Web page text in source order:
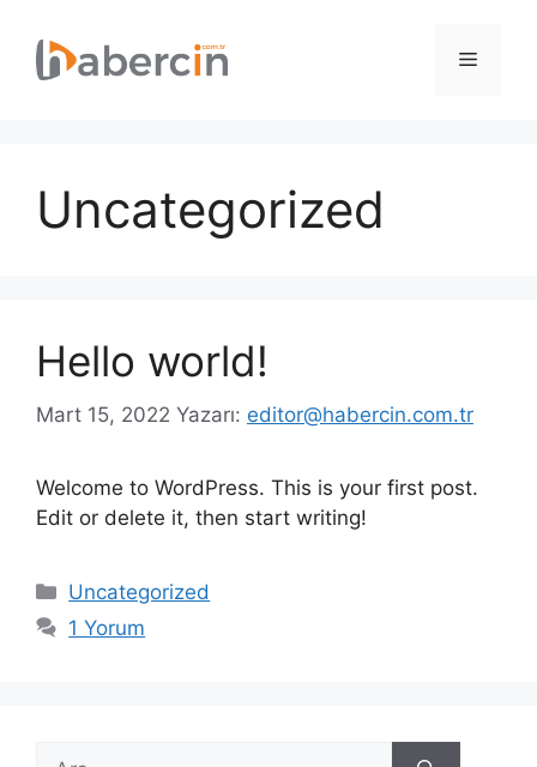
Menü
Uncategorized
Hello world!
Mart 15, 2022 Yazarı: editor@habercin.com.tr
Welcome to WordPress. This is your first post.
Edit or delete it, then start writing!
Kategoriler
Uncategorized
1 Yorum